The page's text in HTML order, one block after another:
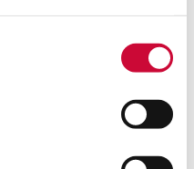
receive news and offers